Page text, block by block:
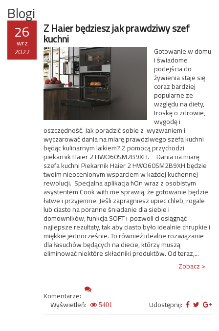
Blogi
26
wrz
2022
Z Haier będziesz jak prawdziwy szef
kuchni
Gotowanie w domu
i świadome
podejścia do
żywienia staje się
coraz bardziej
popularne ze
względu na diety,
troskę o zdrowie,
wygodę i
oszczędność. Jak poradzić sobie z wyzwaniem i
wyczarować dania na miarę prawdziwego szefa kuchni
będąc kulinarnym laikiem? Z pomocą przychodzi
piekarnik Haier 2 HWO60SM2B9XH. Dania na miarę
szefa kuchni Piekarnik Haier 2 HWO60SM2B9XH będzie
twoim nieocenionym wsparciem w każdej kuchennej
rewolucji. Specjalna aplikacja hOn wraz z osobistym
asystentem Cook with me sprawią, że gotowanie będzie
łatwe i przyjemne. Jeśli zapragniesz upiec chleb, rogale
lub ciasto na poranne śniadanie dla siebie i
domowników, funkcja SOFT+ pozwoli ci osiągnąć
najlepsze rezultaty, tak aby ciasto było idealnie chrupkie i
miękkie jednocześnie. To również idealne rozwiązanie
dla łasuchów będących na diecie, którzy muszą
eliminować niektóre składniki produktów. Od teraz,...
Zobacz >
Komentarze:
Wyświetleń: 5401 Udostępnij: